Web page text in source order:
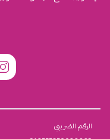
الرقم الضريبي